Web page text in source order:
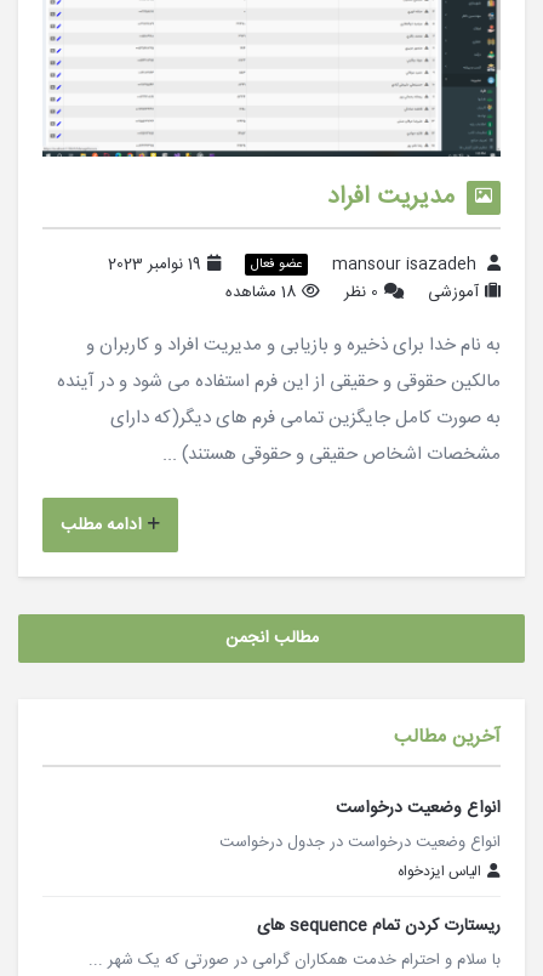
مدیریت افراد
mansour isazadeh عضو فعال
19 نوامبر 2023
آموزشی
0 نظر 18 مشاهده
به نام خدا برای ذخیره و بازیابی و مدیریت افراد و کاربران و
مالکین حقوقی و حقیقی از این فرم استفاده می شود و در آینده
به صورت کامل جایگزین تمامی فرم های دیگر(که دارای
مشخصات اشخاص حقیقی و حقوقی هستند) ...
ادامه مطلب
مطالب انجمن
آخرین مطالب
انواع وضعیت درخواست
انواع وضعیت درخواست در جدول درخواست
الیاس ایزدخواه
ریستارت کردن تمام sequence های
با سلام و احترام خدمت همکاران گرامی در صورتی که یک شهر ...